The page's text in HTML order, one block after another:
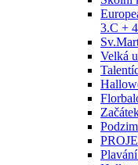
3.C +
Velká